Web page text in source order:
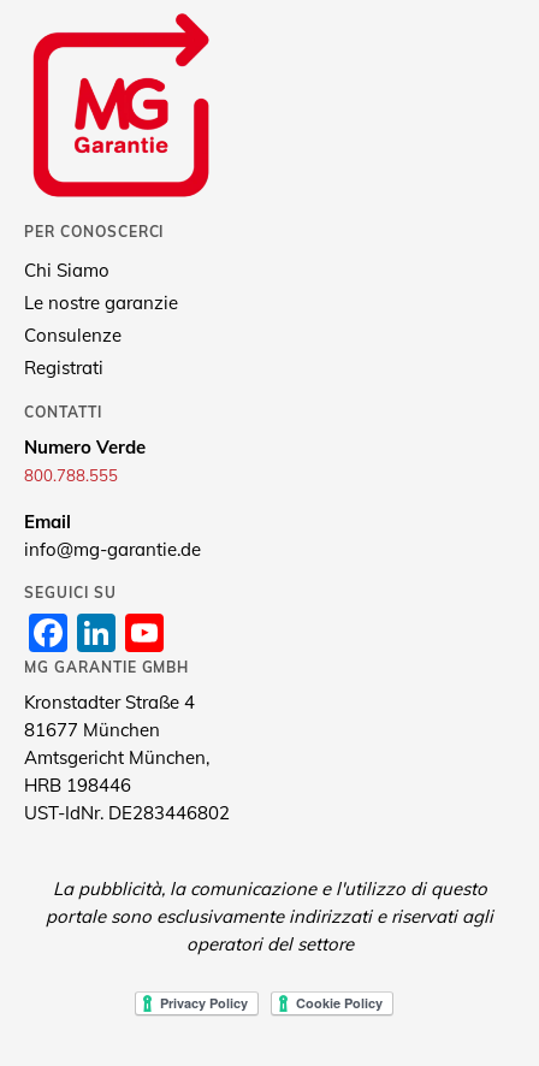
PER CONOSCERCI
Chi Siamo
Le nostre garanzie
Consulenze
Registrati
CONTATTI
Numero Verde
800.788.555
Email
info@mg-garantie.de
SEGUICI SU
Facebook
LinkedIn
Channel
MG GARANTIE GMBH
Kronstadter Straße 4
81677 München
Amtsgericht München,
HRB 198446
UST-IdNr. DE283446802
La pubblicità, la comunicazione e l'utilizzo di questo
portale sono esclusivamente indirizzati e riservati agli
operatori del settore